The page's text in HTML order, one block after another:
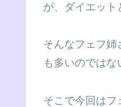
が、ダイエット
そんなフェフ姉
も多いのではな
そこで今回はフ